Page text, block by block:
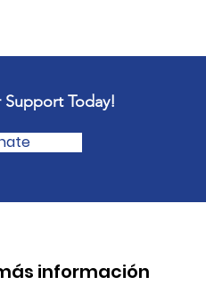
Today!
información